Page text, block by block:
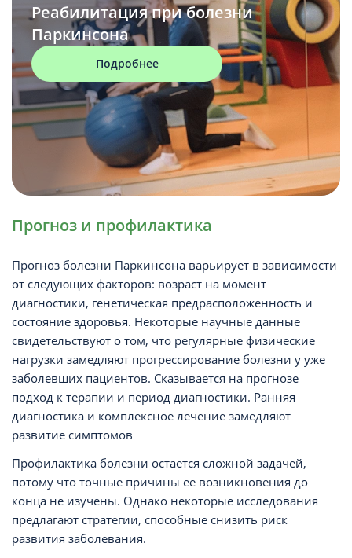
Реабилитация при болезни
Паркинсона
Подробнее
Прогноз и профилактика
Прогноз болезни Паркинсона варьирует в зависимости
от следующих факторов: возраст на момент
диагностики, генетическая предрасположенность и
состояние здоровья. Некоторые научные данные
свидетельствуют о том, что регулярные физические
нагрузки замедляют прогрессирование болезни у уже
заболевших пациентов. Сказывается на прогнозе
подход к терапии и период диагностики. Ранняя
диагностика и комплексное лечение замедляют
развитие симптомов
Профилактика болезни остается сложной задачей,
потому что точные причины ее возникновения до
конца не изучены. Однако некоторые исследования
предлагают стратегии, способные снизить риск
развития заболевания.